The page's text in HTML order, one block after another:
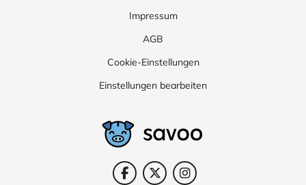
Impressum
AGB
Cookie-Einstellungen
Einstellungen bearbeiten